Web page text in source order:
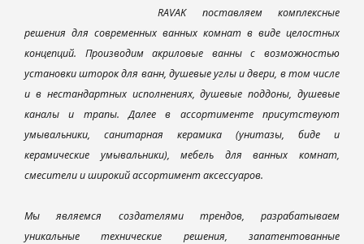
RAVAK поставляем комплексные
решения для современных ванных комнат в виде целостных
концепций. Производим акриловые ванны с возможностью
установки шторок для ванн, душевые углы и двери, в том числе
и в нестандартных исполнениях, душевые поддоны, душевые
каналы и трапы. Далее в ассортименте присутствуют
умывальники, санитарная керамика (унитазы, биде и
керамические умывальники), мебель для ванных комнат,
смесители и широкий ассортимент аксессуаров.
Мы являемся создателями трендов, разрабатываем
уникальные технические решения, запатентованные